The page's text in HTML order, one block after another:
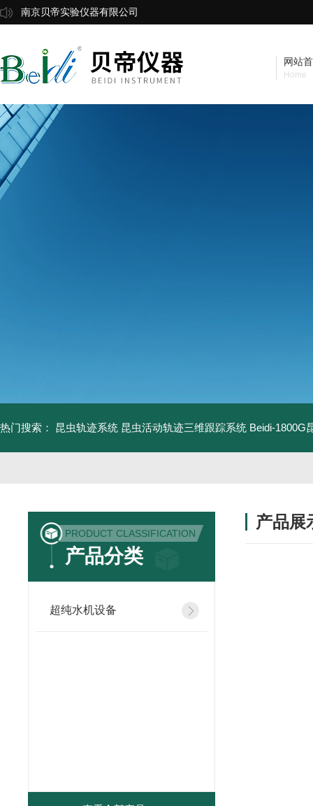
南京贝帝实验仪器有限公司
网站
Home
热门搜索： 昆虫轨迹系统 昆虫活动轨迹三维跟踪系统 Beidi-1800G
PRODUCT CLASSIFICATION
产品分类
超纯水机设备
产品展